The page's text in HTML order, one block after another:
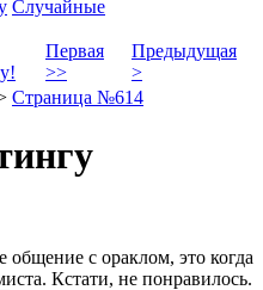
Случайные
Первая
>>
Предыдущая
>
Страница №614
с ораклом, это когда
Кстати, не понравилось.